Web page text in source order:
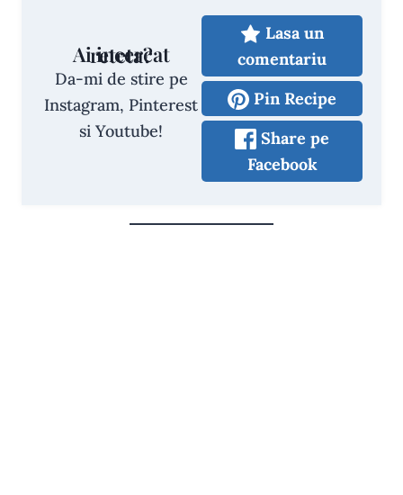
Ai incercat reteta?
Da-mi de stire pe
Instagram, Pinterest
si Youtube!
Lasa un
comentariu
Pin Recipe
Share pe
Facebook